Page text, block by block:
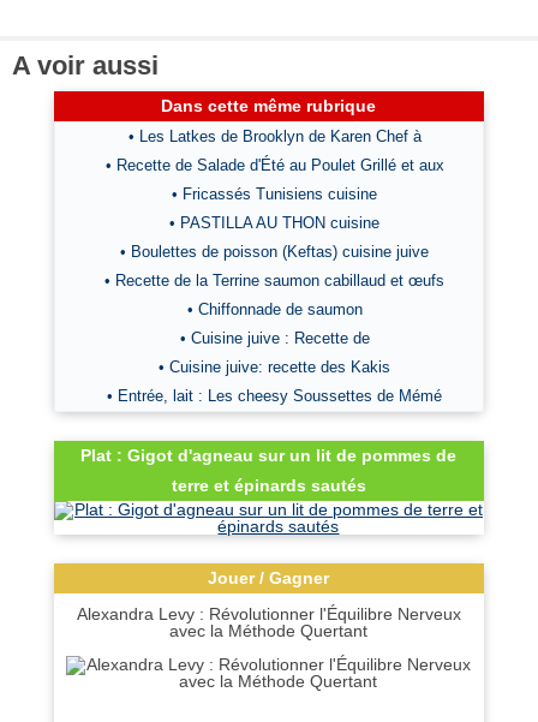
A voir aussi
Dans cette même rubrique
• Les Latkes de Brooklyn de Karen Chef à
• Recette de Salade d'Été au Poulet Grillé et aux
• Fricassés Tunisiens cuisine
• PASTILLA AU THON cuisine
• Boulettes de poisson (Keftas) cuisine juive
• Recette de la Terrine saumon cabillaud et œufs
• Chiffonnade de saumon
• Cuisine juive : Recette de
• Cuisine juive: recette des Kakis
• Entrée, lait : Les cheesy Soussettes de Mémé
Plat : Gigot d'agneau sur un lit de pommes de
terre et épinards sautés
Jouer / Gagner
Alexandra Levy : Révolutionner l'Équilibre Nerveux
avec la Méthode Quertant